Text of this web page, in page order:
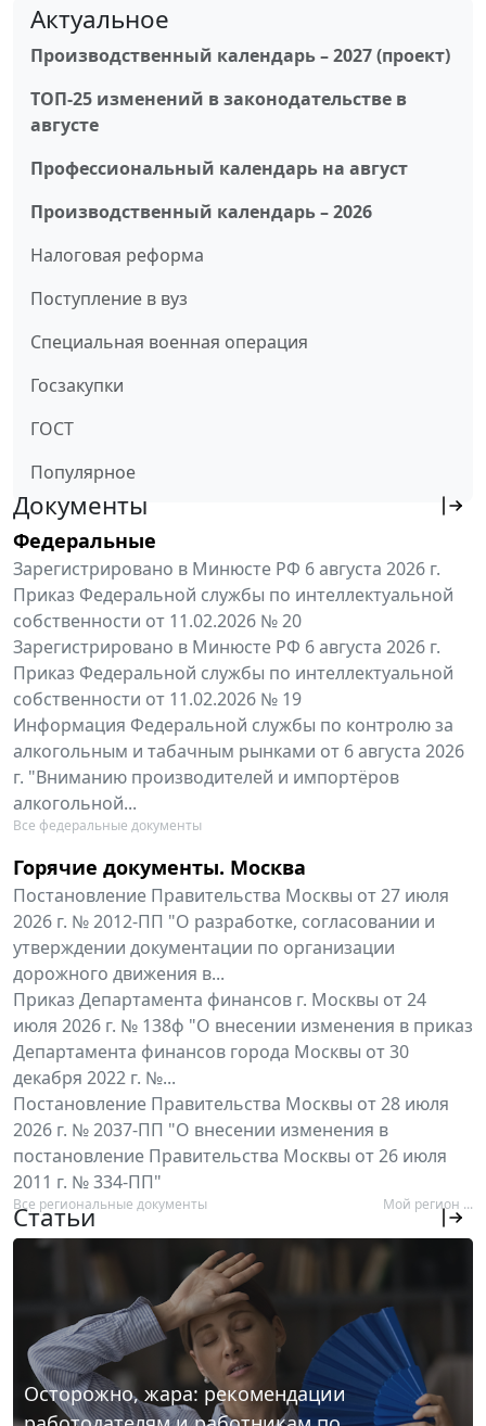
Актуальное
Производственный календарь – 2027 (проект)
ТОП-25 изменений в законодательстве в
августе
Профессиональный календарь на август
Производственный календарь – 2026
Налоговая реформа
Поступление в вуз
Специальная военная операция
Госзакупки
ГОСТ
Популярное
Документы
Федеральные
Зарегистрировано в Минюсте РФ 6 августа 2026 г.
Приказ Федеральной службы по интеллектуальной
собственности от 11.02.2026 № 20
Зарегистрировано в Минюсте РФ 6 августа 2026 г.
Приказ Федеральной службы по интеллектуальной
собственности от 11.02.2026 № 19
Информация Федеральной службы по контролю за
алкогольным и табачным рынками от 6 августа 2026
г. "Вниманию производителей и импортёров
алкогольной...
Все федеральные документы
Горячие документы. Москва
Постановление Правительства Москвы от 27 июля
2026 г. № 2012-ПП "О разработке, согласовании и
утверждении документации по организации
дорожного движения в...
Приказ Департамента финансов г. Москвы от 24
июля 2026 г. № 138ф "О внесении изменения в приказ
Департамента финансов города Москвы от 30
декабря 2022 г. №...
Постановление Правительства Москвы от 28 июля
2026 г. № 2037-ПП "О внесении изменения в
постановление Правительства Москвы от 26 июля
2011 г. № 334-ПП"
Все региональные документы Мой регион ...
Статьи
Осторожно, жара: рекомендации